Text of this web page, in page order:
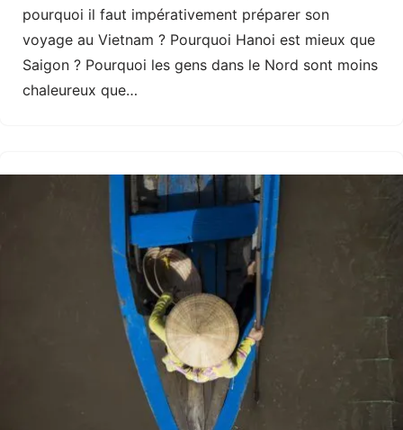
pourquoi il faut impérativement préparer son
voyage au Vietnam ? Pourquoi Hanoi est mieux que
Saigon ? Pourquoi les gens dans le Nord sont moins
chaleureux que…